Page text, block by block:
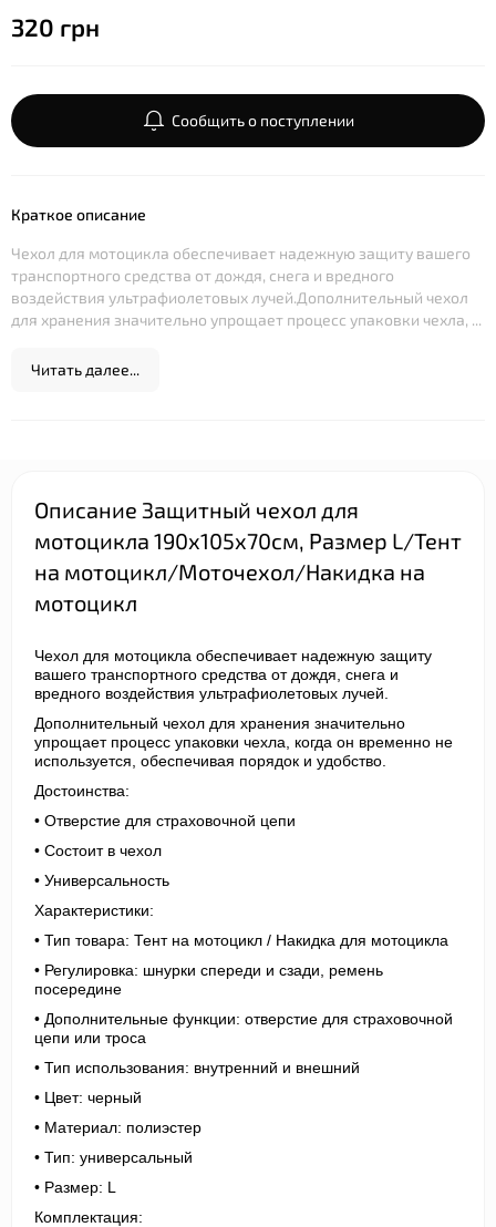
320 грн
Сообщить о поступлении
Краткое описание
Чехол для мотоцикла обеспечивает надежную защиту вашего
транспортного средства от дождя, снега и вредного
воздействия ультрафиолетовых лучей.Дополнительный чехол
для хранения значительно упрощает процесс упаковки чехла, ...
Читать далее...
Описание Защитный чехол для
мотоцикла 190х105х70см, Размер L/Тент
на мотоцикл/Моточехол/Накидка на
мотоцикл
Чехол для мотоцикла обеспечивает надежную защиту
вашего транспортного средства от дождя, снега и
вредного воздействия ультрафиолетовых лучей.
Дополнительный чехол для хранения значительно
упрощает процесс упаковки чехла, когда он временно не
используется, обеспечивая порядок и удобство.
Достоинства:
• Отверстие для страховочной цепи
• Состоит в чехол
• Универсальность
Характеристики:
• Тип товара: Тент на мотоцикл / Накидка для мотоцикла
• Регулировка: шнурки спереди и сзади, ремень
посередине
• Дополнительные функции: отверстие для страховочной
цепи или троса
• Тип использования: внутренний и внешний
• Цвет: черный
• Материал: полиэстер
• Тип: универсальный
• Размер: L
Комплектация: